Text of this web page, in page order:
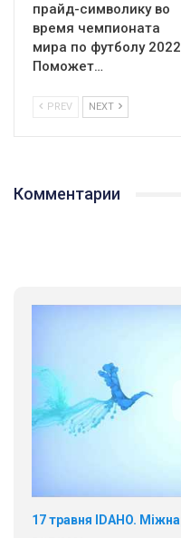
прайд-символику во
время чемпионата
мира по футболу
Поможет…
PREV NEXT
Комментарии
провести вуличні акції.
навіть коли ми у різних
разом. Ми закликаємо всіх
солідарності,